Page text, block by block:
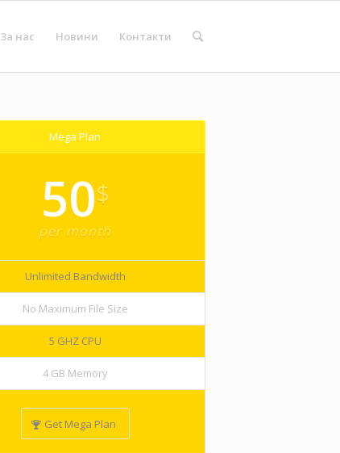
За нас Новини Контакти
Mega Plan
50$
per month
Unlimited Bandwidth
No Maximum File Size
5 GHZ CPU
4 GB Memory
Get Mega Plan